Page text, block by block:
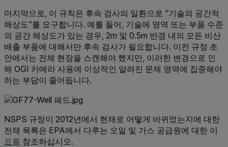
마지막으로, 이 규칙은 후속 검사의 일환으로 “기술의 공간적
해상도”를 요구합니다. 예를 들어, 기술에 영역 또는 부품 수준
의 공간 해상도가 있는 경우, 2m 및 0.5m 반경 내의 모든 비산
배출 부품에 대해서만 후속 검사가 필요합니다. 이전 규정 초
안에서는 전체 현장을 스캔해야 했지만, 이러한 변경으로 인
해 OGI 카메라 사용에 이상적인 알려진 문제 영역에 집중해야
하는 부담이 줄어듭니다.
NSPS 규정이 2012년에서 현재로 어떻게 바뀌었는지에 대한
전체 목록은 EPA에서 다루는 오일 및 가스 공급원에 대한 이
표를 참조하십시오.